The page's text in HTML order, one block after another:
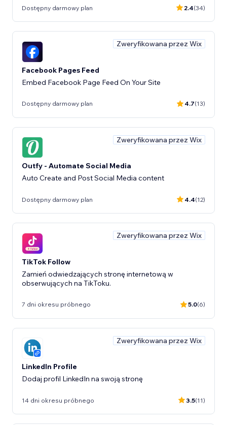
Dostępny darmowy plan 2.4(34)
Zweryfikowana przez Wix
Facebook Pages Feed
Embed Facebook Page Feed On Your Site
Dostępny darmowy plan 4.7(13)
Zweryfikowana przez Wix
Outfy - Automate Social Media
Auto Create and Post Social Media content
Dostępny darmowy plan 4.4(12)
Zweryfikowana przez Wix
TikTok Follow
Zamień odwiedzających stronę internetową w
obserwujących na TikToku.
7 dni okresu próbnego 5.0(6)
Zweryfikowana przez Wix
LinkedIn Profile
Dodaj profil LinkedIn na swoją stronę
14 dni okresu próbnego 3.5(11)